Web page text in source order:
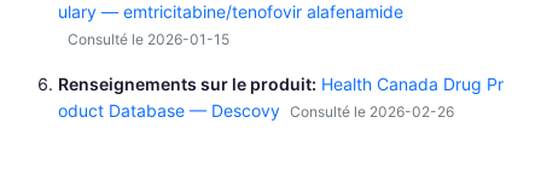
ulary — emtricitabine/tenofovir alafenamide
Consulté le 2026-01-15
Renseignements sur le produit Health Canada Drug Pr
oduct Database — Descovy Consulté le 2026-02-26